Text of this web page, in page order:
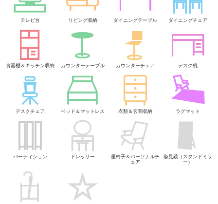
テレビ台 リビング収納 ダイニングテーブル ダイニングチェア
食器棚＆キッチン収納 カウンターテーブル カウンターチェア デスク机
デスクチェア ベッド＆マットレス 衣類＆玄関収納 ラグマット
パーティション ドレッサー
座椅子＆パーソナルチ
ェア
姿見鏡（スタンドミラ
ー）